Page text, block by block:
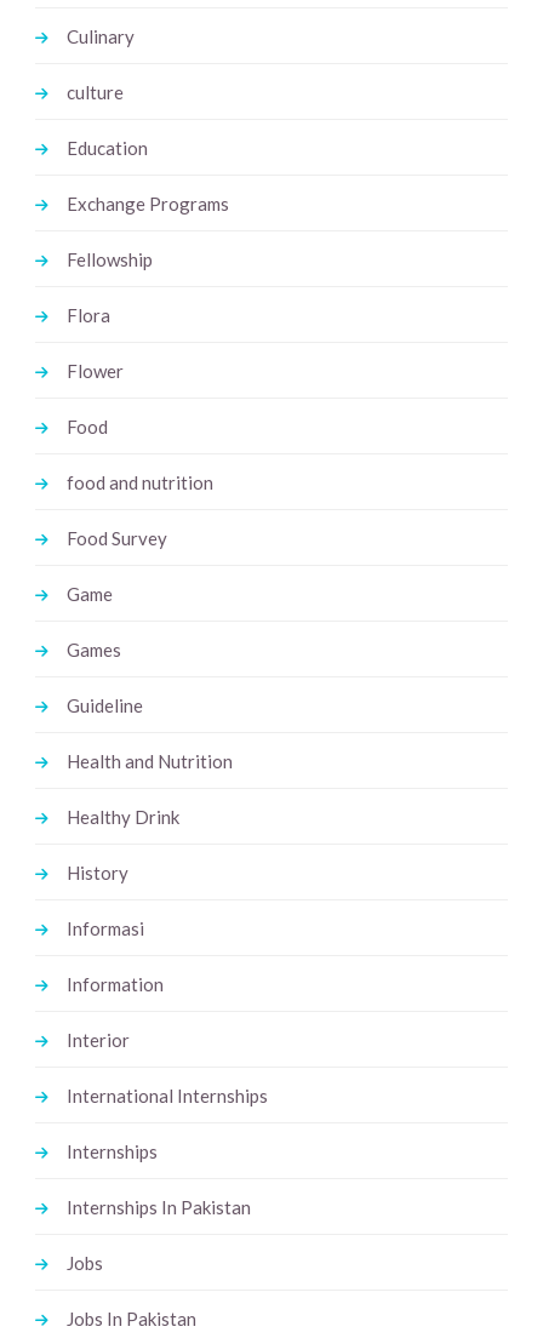
Culinary
culture
Education
Exchange Programs
Fellowship
Flora
Flower
Food
food and nutrition
Food Survey
Game
Games
Guideline
Health and Nutrition
Healthy Drink
History
Informasi
Information
Interior
International Internships
Internships
Internships In Pakistan
Jobs
Jobs In Pakistan